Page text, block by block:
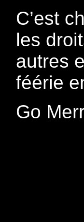
C’est
les
autres
féérie
Go